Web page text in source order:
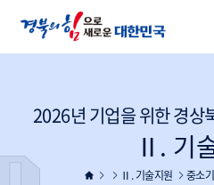
2026년 기업을 위한 경상
Ⅱ. 기
Ⅱ. 기술지원 중소